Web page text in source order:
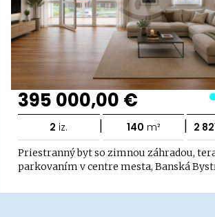
395 000,00 €
2 iz. | 140 m² | 2
Priestranný byt so zimnou záhradou,
parkovaním v centre mesta, Banská